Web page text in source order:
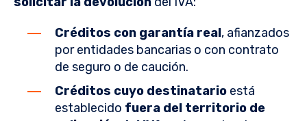
Créditos con garantía real, afianzados
por entidades bancarias o con contrato
de seguro o de caución.
Créditos cuyo destinatario está
establecido fuera del territorio de